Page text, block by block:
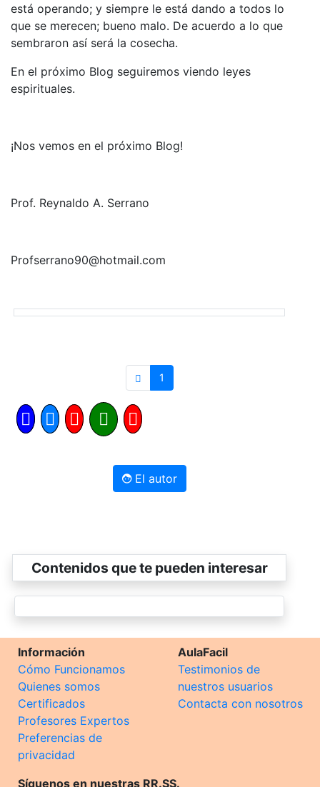
está operando; y siempre le está dando a todos lo
que se merecen; bueno malo. De acuerdo a lo que
sembraron así será la cosecha.
En el próximo Blog seguiremos viendo leyes
espirituales.
¡Nos vemos en el próximo Blog!
Prof. Reynaldo A. Serrano
Profserrano90@hotmail.com
1
El autor
Contenidos que te pueden interesar
Información
Cómo Funcionamos
Quienes somos
Certificados
Profesores Expertos
Preferencias de
privacidad
AulaFacil
Testimonios de
nuestros usuarios
Contacta con nosotros
Síguenos en nuestras RR.SS.